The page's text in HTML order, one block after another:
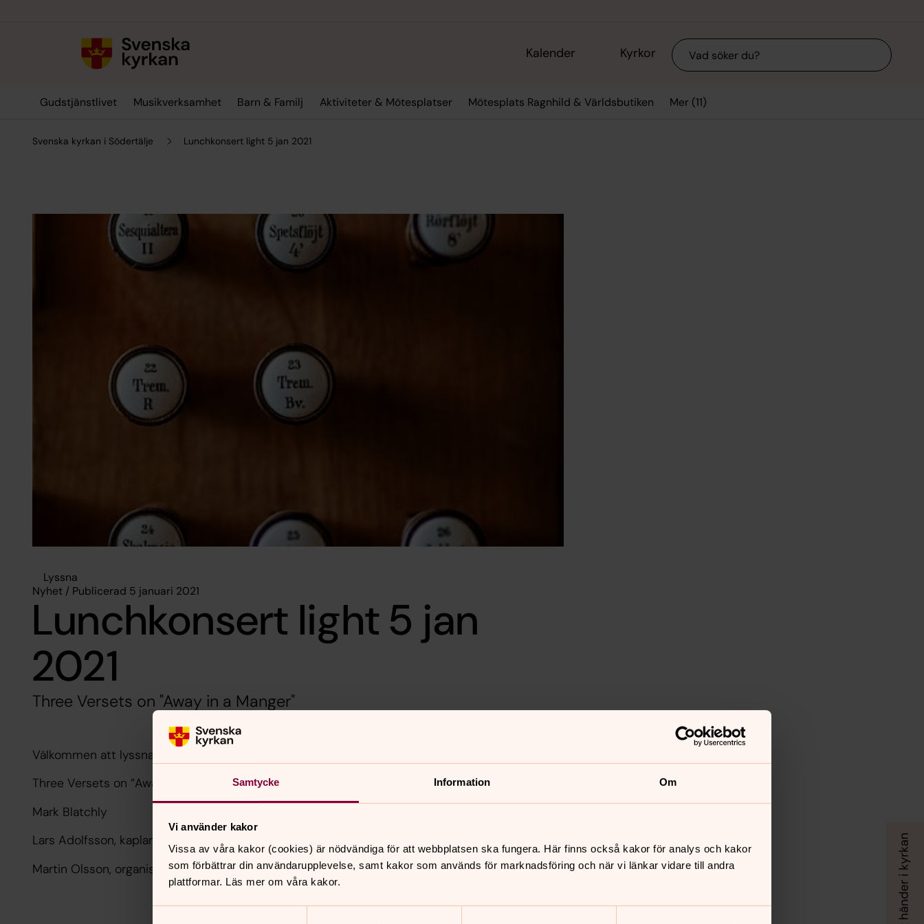
Samtycke Information Om
Vi använder kakor
Vissa av våra kakor (cookies) är nödvändiga för att webbplatsen ska fungera. Här finns också kakor för analys och kakor
som förbättrar din användarupplevelse, samt kakor som används för marknadsföring och när vi länkar vidare till andra
plattformar. Läs mer om våra kakor.
Kalender Kyrkor Sök
Gudstjänstlivet Musikverksamhet Barn & Familj Aktiviteter & Mötesplatser Mötesplats Ragnhild & Världsbutiken Mer (11)
Svenska kyrkan i Södertälje Lunchkonsert light 5 jan 2021
Lyssna
Nyhet / Publicerad 5 januari 2021
Lunchkonsert light 5 jan
2021
Three Versets on "Away in a Manger"
Välkommen att lyssna till dagens lunchkonsert genom att klicka
Three Versets on ”Away in a Manger”
Mark Blatchly
Lars Adolfsson, kaplan
Martin Olsson, organist